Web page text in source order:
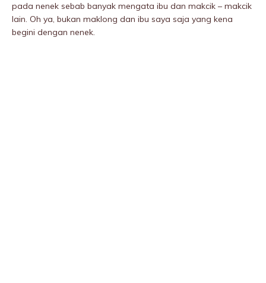
pada nenek sebab banyak mengata ibu dan makcik – makcik
lain. Oh ya, bukan maklong dan ibu saya saja yang kena
begini dengan nenek.